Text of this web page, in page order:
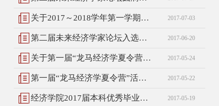
关于2017～2018学年第一学期本科生选课的通知 2017-07-03
第二届未来经济学家论坛入选论文结果公示 2017-06-20
关于第一届“龙马经济学夏令营”的补充通知 2017-05-24
第一届“龙马经济学夏令营”活动报名通知 2017-05-22
经济学院2017届本科优秀毕业生评选实施细则 2017-05-19